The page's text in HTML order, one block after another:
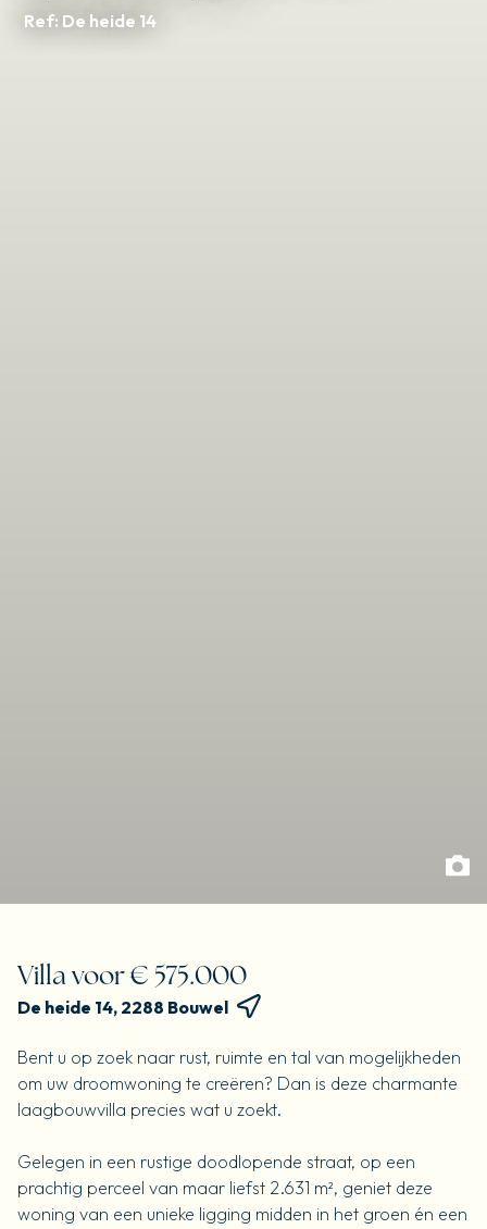
Ref: De heide 14
Villa voor € 575.000
De heide 14, 2288 Bouwel
Bent u op zoek naar rust, ruimte en tal van mogelijkheden
om uw droomwoning te creëren? Dan is deze charmante
laagbouwvilla precies wat u zoekt.
Gelegen in een rustige doodlopende straat, op een
prachtig perceel van maar liefst 2.631 m², geniet deze
woning van een unieke ligging midden in het groen én een